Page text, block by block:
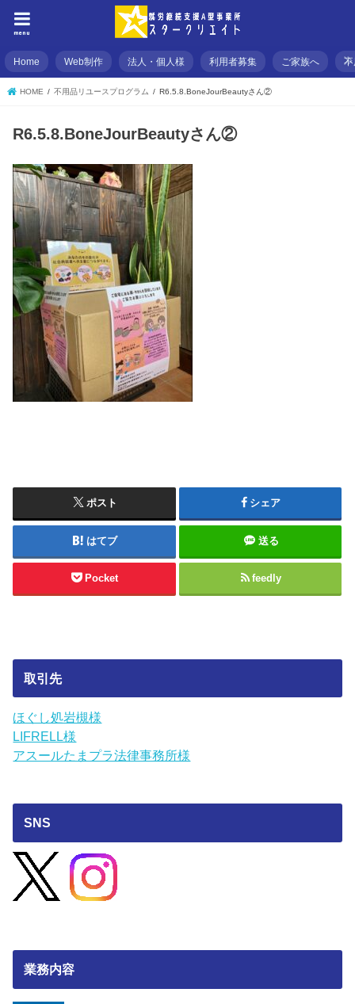
menu
Home Web制作 法人・個人様 利用者募集 ご家族へ
HOME 不用品リユースプログラム R6.5.8.BoneJourBeautyさん②
R6.5.8.BoneJourBeautyさん②
ポスト シェア
はてブ 送る
Pocket feedly
取引先
ほぐし処岩槻様
LIFRELL様
アスールたまプラ法律事務所様
SNS
業務内容